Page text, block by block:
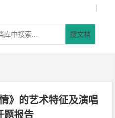
|
搜文档
》的艺术特征及演唱
题报告